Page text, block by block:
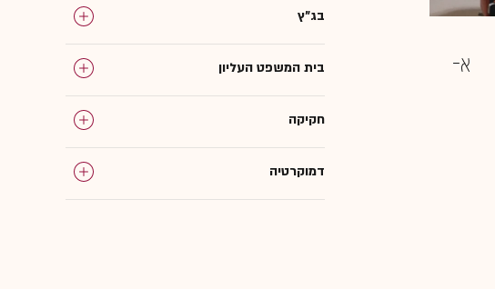
בג"ץ
בית המשפט העליון
חקיקה
דמוקרטיה